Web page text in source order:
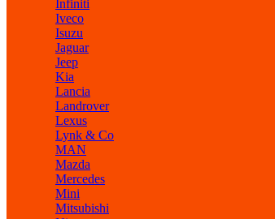
Infiniti
Iveco
Isuzu
Jaguar
Jeep
Kia
Lancia
Landrover
Lexus
Lynk & Co
MAN
Mazda
Mercedes
Mini
Mitsubishi